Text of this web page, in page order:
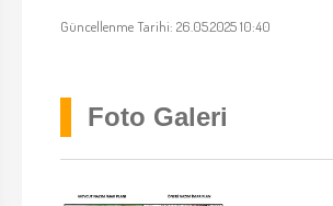
Güncellenme Tarihi: 26.05.2025 10:40
Foto Galeri